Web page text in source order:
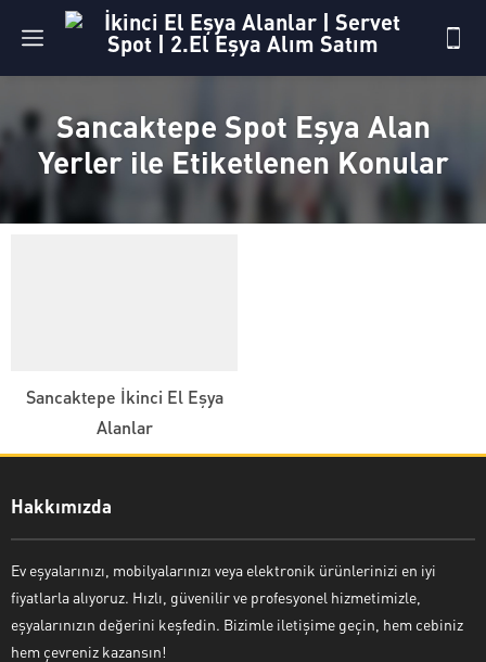
Sancaktepe Spot Eşya Alan
Yerler ile Etiketlenen Konular
Sancaktepe İkinci El Eşya
Alanlar
Hakkımızda
Ev eşyalarınızı, mobilyalarınızı veya elektronik ürünlerinizi en iyi
fiyatlarla alıyoruz. Hızlı, güvenilir ve profesyonel hizmetimizle,
eşyalarınızın değerini keşfedin. Bizimle iletişime geçin, hem cebiniz
hem çevreniz kazansın!
Ayşe Yılmaz